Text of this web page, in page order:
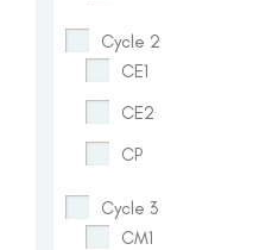
Cycle 2
CE1
CE2
CP
Cycle 3
CM1